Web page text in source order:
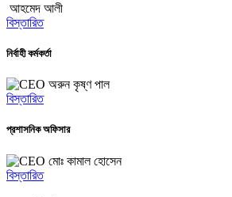
আহমেদ আলী
বিস্তারিত
নির্বাহী কর্মকর্তা
অরুন কৃষ্ণ পাল
বিস্তারিত
প্রশাসনিক অফিসার
মোঃ কামাল হোসেন
বিস্তারিত